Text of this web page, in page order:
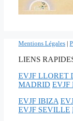
Mentions Légales |
LIENS
EVJF LLORET
MADRID EVJF
EVJF IBIZA
EVJF SEVILLE